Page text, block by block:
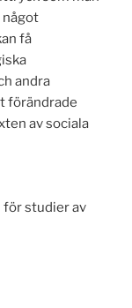
något
få
andra
förändrade
av sociala
studier av